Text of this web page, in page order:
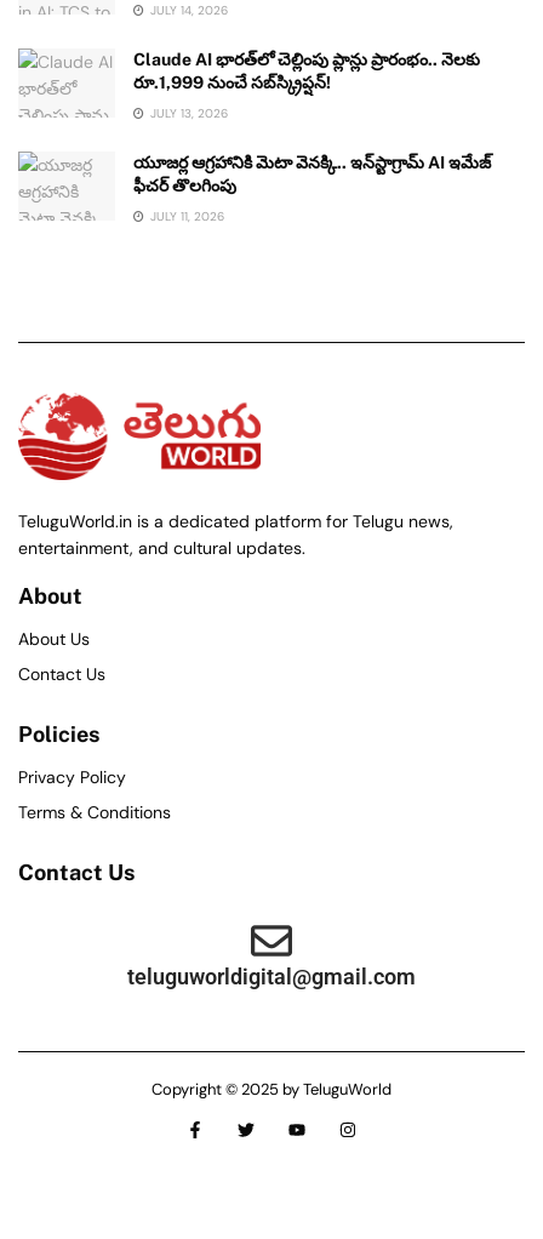
JULY 14, 2026
Claude AI భారత్‌లో చెల్లింపు ప్లాన్లు ప్రారంభం.. నెలకు
రూ.1,999 నుంచే సబ్‌స్క్రిప్షన్!
JULY 13, 2026
యూజర్ల ఆగ్రహానికి మెటా వెనక్కి.. ఇన్‌స్టాగ్రామ్ AI ఇమేజ్
ఫీచర్ తొలగింపు
JULY 11, 2026
TeluguWorld.in is a dedicated platform for Telugu news,
entertainment, and cultural updates.
About
About Us
Contact Us
Policies
Privacy Policy
Terms & Conditions
Contact Us
teluguworldigital@gmail.com
Copyright © 2025 by TeluguWorld